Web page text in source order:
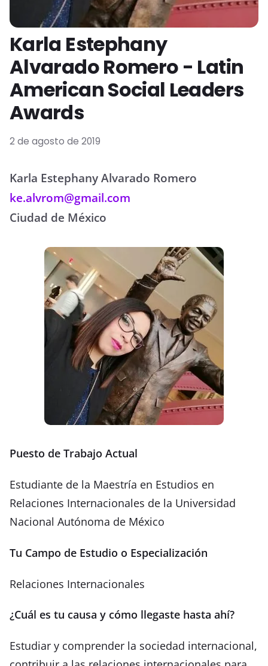
Karla Estephany
Alvarado Romero - Latin
American Social Leaders
Awards
2 de agosto de 2019
Karla Estephany Alvarado Romero
ke.alvrom@gmail.com
Ciudad de México
Puesto de Trabajo Actual
Estudiante de la Maestría en Estudios en
Relaciones Internacionales de la Universidad
Nacional Autónoma de México
Tu Campo de Estudio o Especialización
Relaciones Internacionales
¿Cuál es tu causa y cómo llegaste hasta ahí?
Estudiar y comprender la sociedad internacional,